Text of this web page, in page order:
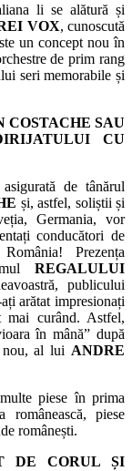
li se alătură și
VOX, cunoscută
un concept nou în
de prim rang
seri memorabile și
COSTACHE SAU
CU
de tânărul
și, astfel, soliștii și
Germania, vor
conducători de
Prezența
REGALULUI
publicului
arătat impresionați
mai curând. Astfel,
în mână” după
al lui ANDRE
piese în prima
piese
românești.
DE CORUL ȘI